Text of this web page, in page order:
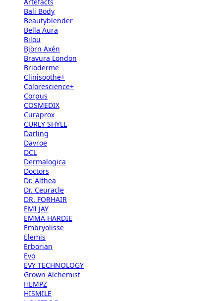
Bali Body
Beautyblender
Bella Aura
Bilou
Björn Axén
Bravura London
Brioderme
Clinisoothe+
Colorescience+
Corpus
COSMEDIX
Curaprox
CURLY SHYLL
Darling
Davroe
DCL
Dermalogica
Doctors
Dr. Althea
Dr. Ceuracle
DR. FORHAIR
EMI JAY
EMMA HARDIE
Embryolisse
Elemis
Erborian
Evo
EVY TECHNOLOGY
Grown Alchemist
HEMPZ
HISMILE